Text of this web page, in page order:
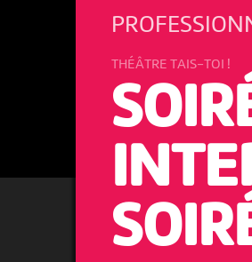
THÉÂTRE TAIS-TOI !